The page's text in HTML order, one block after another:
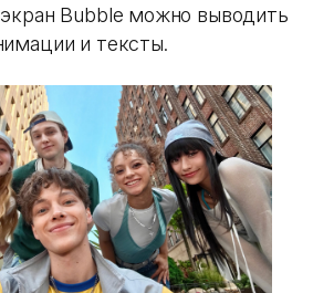
Bubble можно выводить
и тексты.